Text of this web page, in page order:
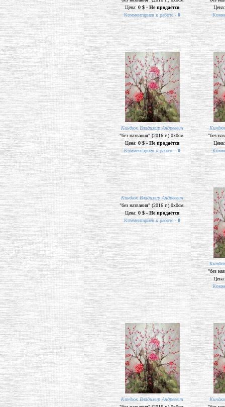
Цена: 0 $ - Не продаётся
Комментариев к работе -0
Киндюк Владимир Андреевич
"без названия" (2016 г.) 0х0см.
Цена: 0 $ - Не продаётся
Комментариев к работе - 0
"без
Киндюк Владимир Андреевич
"без названия" (2016 г.) 0х0см.
Цена:
0 $ - Не продаётся
Комментариев к работе -0
"без
Киндюк Владимир Андреевич